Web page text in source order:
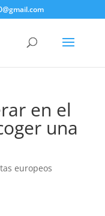
en el
una
europeos